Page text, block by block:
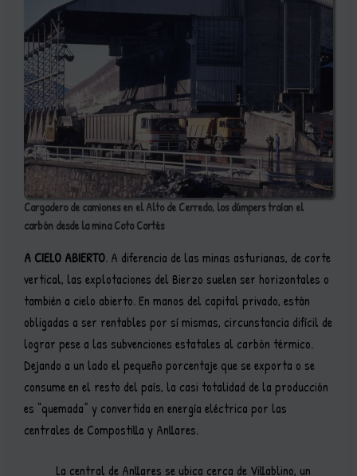
Cargadero de camiones en el Alto de Cerredo, los dúmpers traían el
carbón desde la mina Coto Cortés
A CIELO ABIERTO. A diferencia de las minas asturianas, de corte
vertical, las explotaciones del Bierzo suelen ser horizontales o
también a cielo abierto. En manos del capital privado, están
obligadas a ser rentables por sí mismas, circunstancia difícil de
lograr pese a las subvenciones estatales al carbón térmico.
Dejando a un lado el pequeño porcentaje que se exporta o se
consume en el resto del país, la casi totalidad de la producción
es “quemada” y convertida en energía eléctrica por las
centrales de Compostilla y Anllares.
La central de Anllares se ubica cerca de Villablino, un